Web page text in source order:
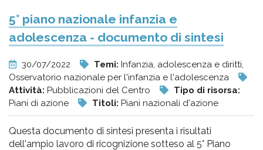
5° piano nazionale infanzia e
adolescenza - documento di sintesi
30/07/2022 Temi: Infanzia, adolescenza e diritti,
Osservatorio nazionale per l'infanzia e l'adolescenza
Attività: Pubblicazioni del Centro
Tipo di risorsa:
Piani di azione
Titoli: Piani nazionali d'azione
Questa documento di sintesi presenta i risultati
dell'ampio lavoro di ricognizione sotteso al 5° Piano